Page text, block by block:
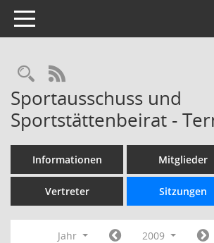
Toggle navigation
Rechercheauswahl
RSS-Feed
Sportausschuss und
Sportstättenbeirat -
Informationen Mitglieder
Vertreter Sitzungen
Jahr
2009